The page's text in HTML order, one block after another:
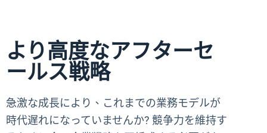
より高度なアフターセ
ールス戦略
急激な成長により、これまでの業務モデルが
時代遅れになっていませんか? 競争力を維持す